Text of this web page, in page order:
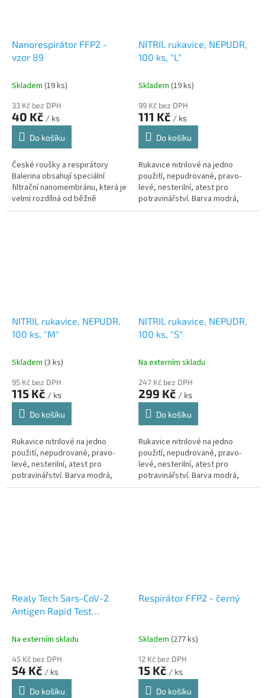
Nanorespirátor FFP2 -
vzor 89
Skladem (19 ks)
33 Kč bez DPH
40 Kč / ks
Do košíku
České roušky a respirátory
Balerina obsahují speciální
filtrační nanomembránu, která je
velmi rozdílná od běžně
používaných materiálů typu
NITRIL rukavice, NEPUDR,
100 ks, "L"
Skladem (19 ks)
99 Kč bez DPH
111 Kč / ks
Do košíku
Rukavice nitrilové na jedno
použití, nepudrované, pravo-
levé, nesterilní, atest pro
potravinářství. Barva modrá,
velikost M.
NITRIL rukavice, NEPUDR,
100 ks, "M"
Skladem (3 ks)
95 Kč bez DPH
115 Kč / ks
Do košíku
Rukavice nitrilové na jedno
použití, nepudrované, pravo-
levé, nesterilní, atest pro
potravinářství. Barva modrá,
velikost M.
NITRIL rukavice, NEPUDR,
100 ks, "S"
Na externím skladu
247 Kč bez DPH
299 Kč / ks
Do košíku
Rukavice nitrilové na jedno
použití, nepudrované, pravo-
levé, nesterilní, atest pro
potravinářství. Barva modrá,
velikost S., 10 ks
Realy Tech Sars-CoV-2
Antigen Rapid Test
Na externím skladu
45 Kč bez DPH
54 Kč / ks
Do košíku
Respirátor FFP2 - černý
Skladem (277 ks)
12 Kč bez DPH
15 Kč / ks
Do košíku